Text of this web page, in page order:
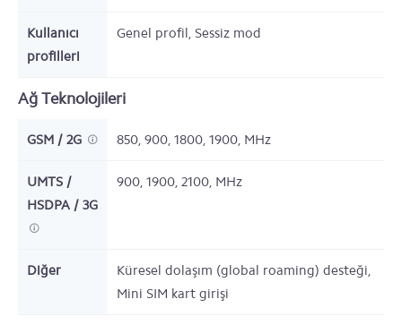
Kullanıcı
profilleri
Genel profil, Sessiz mod
Ağ Teknolojileri
GSM / 2G 850, 900, 1800, 1900, MHz
UMTS /
HSDPA / 3G
900, 1900, 2100, MHz
Diğer
Küresel dolaşım (global roaming) desteği,
Mini SIM kart girişi